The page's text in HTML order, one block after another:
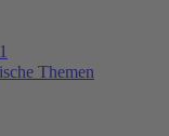
Themen